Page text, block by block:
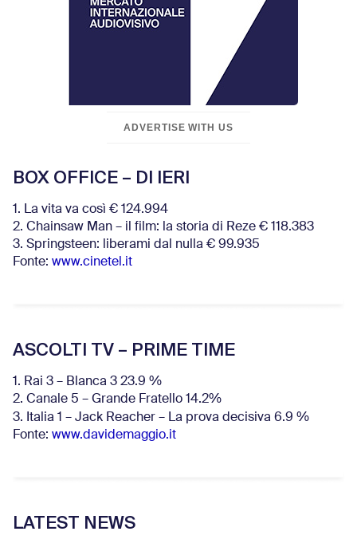
ADVERTISE WITH US
BOX OFFICE – DI IERI
1. La vita va così € 124.994
2. Chainsaw Man – il film: la storia di Reze € 118.383
3. Springsteen: liberami dal nulla € 99.935
Fonte: www.cinetel.it
ASCOLTI TV – PRIME TIME
1. Rai 3 – Blanca 3 23.9 %
2. Canale 5 – Grande Fratello 14.2%
3. Italia 1 – Jack Reacher – La prova decisiva 6.9 %
Fonte: www.davidemaggio.it
LATEST NEWS